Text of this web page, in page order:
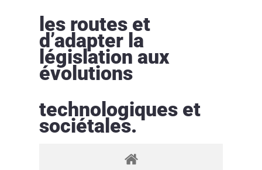
les routes et
d’adapter la
législation aux
évolutions
technologiques et
sociétales.